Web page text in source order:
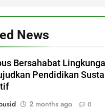
News
Bersahabat
Pendidikan
2 months ago 0